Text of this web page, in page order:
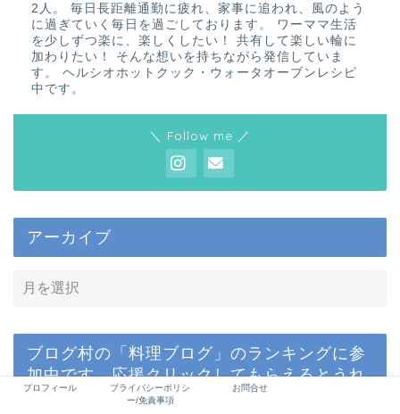
2人。 毎日長距離通勤に疲れ、家事に追われ、風のよう
に過ぎていく毎日を過ごしております。 ワーママ生活
を少しずつ楽に、楽しくしたい！ 共有して楽しい輪に
加わりたい！ そんな想いを持ちながら発信していま
す。 ヘルシオホットクック・ウォータオーブンレシピ
中です。
＼ Follow me ／
アーカイブ
ブログ村の「料理ブログ」のランキングに参
加中です。応援クリックしてもらえるとうれ
しいです♪
プロフィール
プライバシーポリシ
ー/免責事項
お問合せ